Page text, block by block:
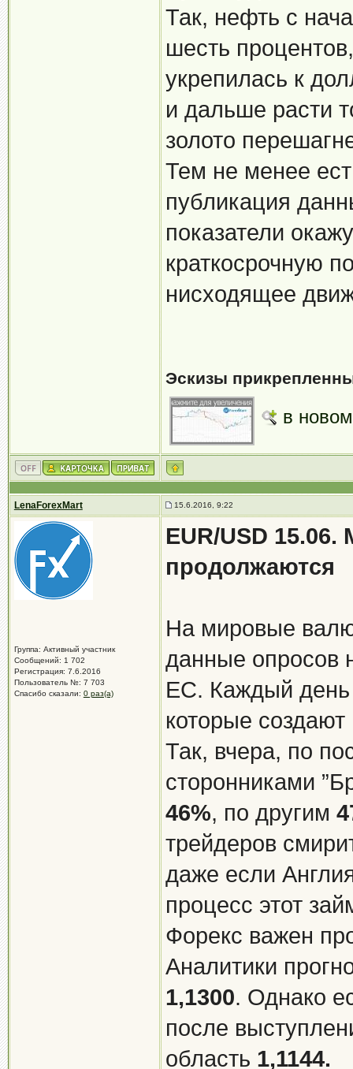
Так, нефть с
шесть
укрепилась к
и дальше расти
золото
Тем не менее
публикация
показатели
краткосрочную
нисходящее
Эскизы
в
LenaForexMart 15.6.2016, 9:22
Группа: Активный участник
Сообщений: 1 702
Регистрация: 7.6.2016
Пользователь №: 7 703
Спасибо сказали: 0 раз(а)
EUR/USD
продолжаются
На мировые
данные опросов
ЕС. Каждый день
которые
Так, вчера, по
сторонниками
46%, по другим
трейдеров
даже если
процесс этот
Форекс важен
Аналитики
1,1300. Однако
после
область 1,1144.